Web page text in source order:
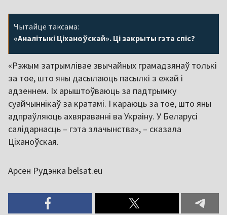
Чытайце таксама:
«Аналітыкі Ціханоўскай». Ці закрыты гэта спіс?
«Рэжым затрымлівае звычайных грамадзянаў толькі
за тое, што яны дасылаюць пасылкі з ежай і
адзеннем. Іх арыштоўваюць за падтрымку
суайчыннікаў за кратамі. І караюць за тое, што яны
адпраўляюць ахвяраванні ва Украіну. У Беларусі
салідарнасць – гэта злачынства», – сказала
Ціханоўская.
Арсен Рудэнка belsat.eu